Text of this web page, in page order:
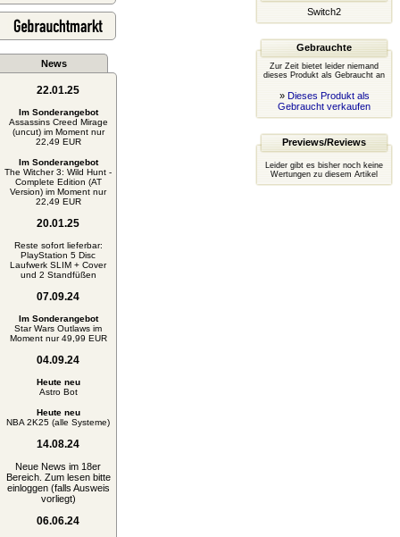
News
22.01.25
Im Sonderangebot
Assassins Creed Mirage
(uncut) im Moment nur
22,49 EUR
Im Sonderangebot
The Witcher 3: Wild Hunt -
Complete Edition (AT
Version) im Moment nur
22,49 EUR
20.01.25
Reste sofort lieferbar:
PlayStation 5 Disc
Laufwerk SLIM + Cover
und 2 Standfüßen
07.09.24
Im Sonderangebot
Star Wars Outlaws im
Moment nur 49,99 EUR
04.09.24
Heute neu
Astro Bot
Heute neu
NBA 2K25 (alle Systeme)
14.08.24
Neue News im 18er
Bereich. Zum lesen bitte
einloggen (falls Ausweis
vorliegt)
06.06.24
Switch2
Gebrauchte
Zur Zeit bietet leider niemand
dieses Produkt als Gebraucht an
» Dieses Produkt als
Gebraucht verkaufen
Previews/Reviews
Leider gibt es bisher noch keine
Wertungen zu diesem Artikel